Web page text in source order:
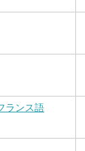
ランス語